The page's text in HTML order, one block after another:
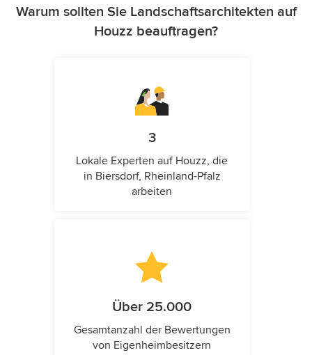
Warum sollten Sie Landschaftsarchitekten auf
Houzz beauftragen?
3
Lokale Experten auf Houzz, die
in Biersdorf, Rheinland-Pfalz
arbeiten
Über 25.000
Gesamtanzahl der Bewertungen
von Eigenheimbesitzern